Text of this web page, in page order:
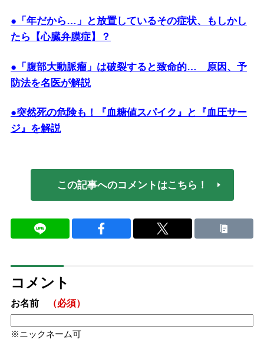
●「年だから…」と放置しているその症状、もしかし
たら【心臓弁膜症】？
●「腹部大動脈瘤」は破裂すると致命的… 原因、予
防法を名医が解説
●突然死の危険も！『血糖値スパイク』と『血圧サー
ジ』を解説
この記事へのコメントはこちら！
コメント
お名前 （必須）
ニックネーム可